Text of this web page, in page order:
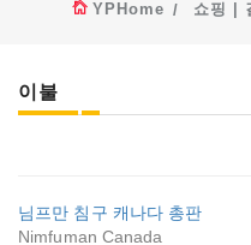
YPHome 쇼핑 |
이불
님프만 침구 캐나다 총판
Nimfuman Canada